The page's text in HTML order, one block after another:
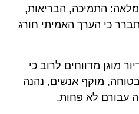
התמיכה, הבריאות,
כי הערך האמיתי חורג
מוגן מדווחים לרוב כי
מוקף אנשים, נהנה
עבורם לא פחות.